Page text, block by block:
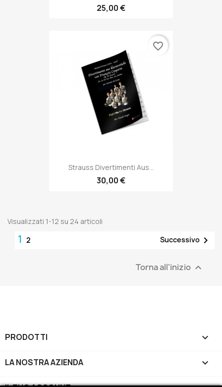
25,00 €
Strauss Divertimenti Aus...
30,00 €
favorite_border
Visualizzati 1-12 su 24 articoli
1 2 Successivo 
Torna all'inizio 
PRODOTTI 
LA NOSTRA AZIENDA 